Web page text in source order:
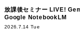
放課後セミナー LIVE!
Google NotebookLM
2026.7.14 Tue